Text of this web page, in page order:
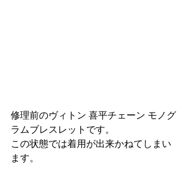
修理前のヴィトン 喜平チェーン モノグ
ラムブレスレットです。
この状態では着用が出来かねてしまい
ます。